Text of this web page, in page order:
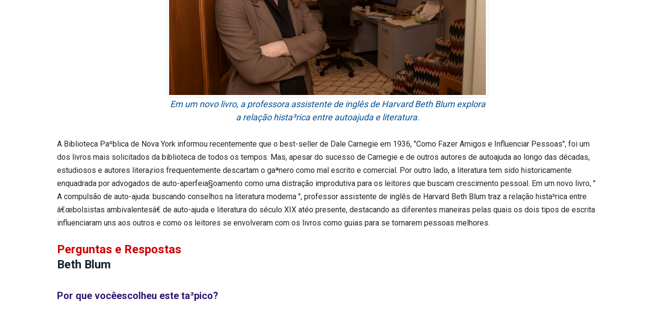
Em um novo livro, a professora assistente de inglês de Harvard Beth Blum explora
a relação hista³rica entre autoajuda e literatura.
A Biblioteca Paºblica de Nova York informou recentemente que o best-seller de Dale Carnegie em 1936, "Como Fazer Amigos e Influenciar Pessoas", foi um
dos livros mais solicitados da biblioteca de todos os tempos. Mas, apesar do sucesso de Carnegie e de outros autores de autoajuda ao longo das décadas,
estudiosos e autores litera¡rios frequentemente descartam o gaªnero como mal escrito e comercial. Por outro lado, a literatura tem sido historicamente
enquadrada por advogados de auto-aperfeia§oamento como uma distração improdutiva para os leitores que buscam crescimento pessoal. Em um novo livro, "
A compulsão de auto-ajuda: buscando conselhos na literatura moderna ", professor assistente de inglês de Harvard Beth Blum traz a relação hista³rica entre
â€œbolsistas ambivalentesâ€ de auto-ajuda e literatura do século XIX atéo presente, destacando as diferentes maneiras pelas quais os dois tipos de escrita
influenciaram uns aos outros e como os leitores se envolveram com os livros como guias para se tornarem pessoas melhores.
Perguntas e Respostas
Beth Blum
Por que vocêescolheu este ta³pico?